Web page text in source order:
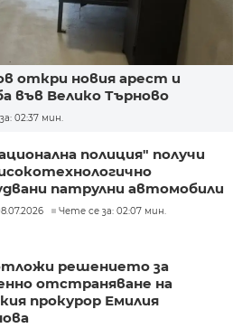
откри новия арест и
във Велико Търново
02:37 мин.
полиция" получи
патрулни автомобили
Чете се за: 02:07 мин.
решението за
отстраняване на
прокурор Емилия